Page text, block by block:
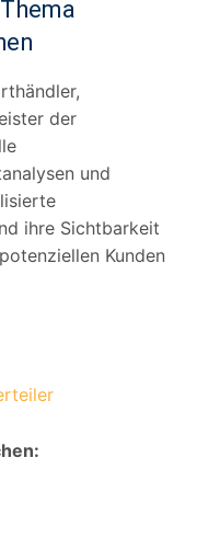
der
und
ihre Sichtbarkeit
Kunden